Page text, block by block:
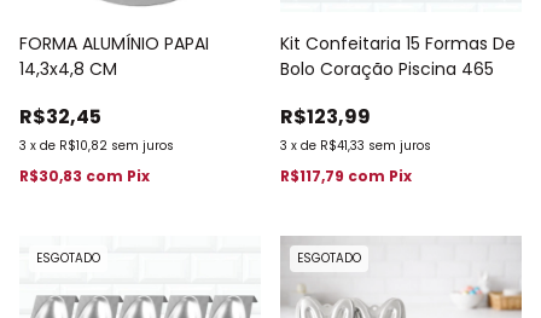
FORMA ALUMÍNIO PAPAI
14,3x4,8 CM
R$32,45
3 x de R$10,82 sem juros
R$30,83 com Pix
Kit Confeitaria 15 Formas De
Bolo Coração Piscina 465
R$123,99
3 x de R$41,33 sem juros
R$117,79 com Pix
ESGOTADO ESGOTADO